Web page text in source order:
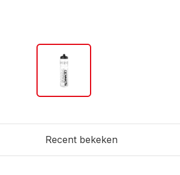
Recent bekeken